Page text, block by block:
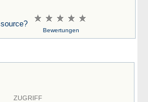
Bewertungen
ZUGRIFF